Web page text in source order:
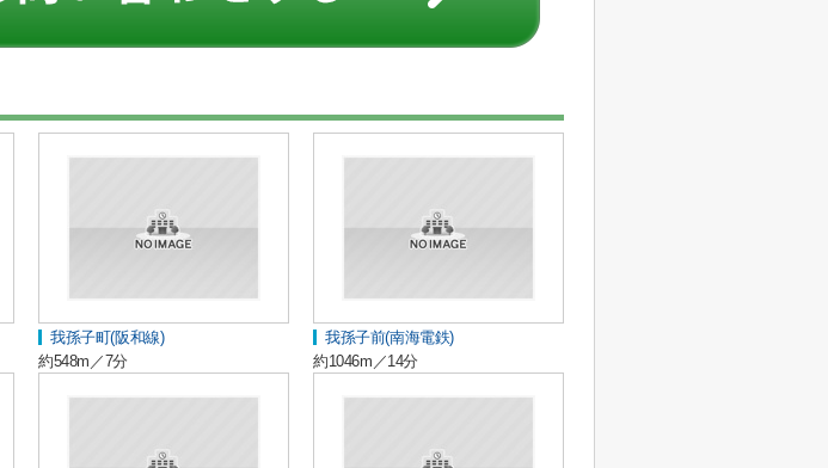
我孫子町(阪和線)
約548m／7分
我孫子前(南海電鉄)
約1046m／14分